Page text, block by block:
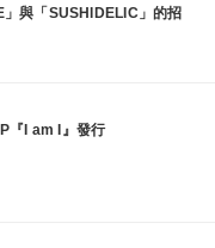
」與「SUSHIDELIC」的招
『I am I』發行